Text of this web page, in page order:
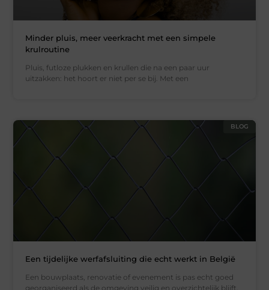
Minder pluis, meer veerkracht met een simpele
krulroutine
Pluis, futloze plukken en krullen die na een paar uur
uitzakken: het hoort er niet per se bij. Met een
BLOG
Een tijdelijke werfafsluiting die echt werkt in België
Een bouwplaats, renovatie of evenement is pas echt goed
georganiseerd als de omgeving veilig en overzichtelijk blijft.